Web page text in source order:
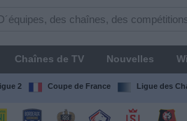
Chaînes de TV Nouvelles
2 Coupe de France Ligue des